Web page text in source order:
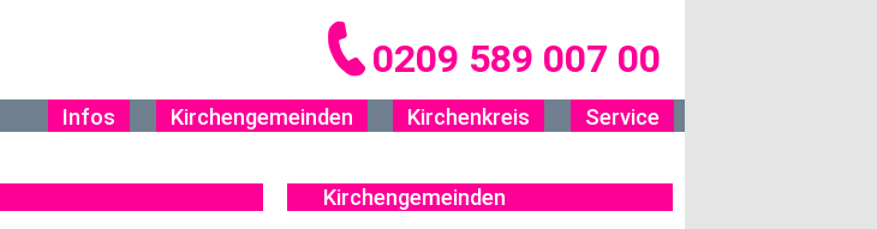
0209 589 007 00
Infos Kirchengemeinden Kirchenkreis Service
Kirchengemeinden